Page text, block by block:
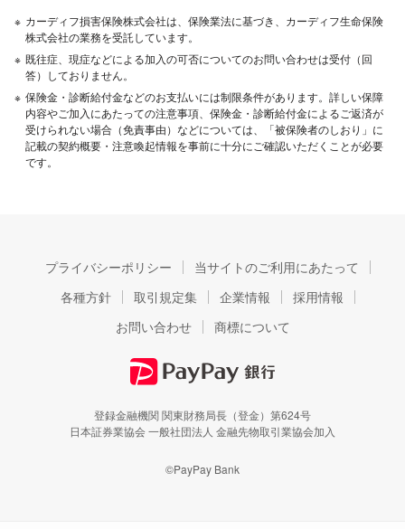
※ カーディフ損害保険株式会社は、保険業法に基づき、カーディフ生命保険
株式会社の業務を受託しています。
※ 既往症、現症などによる加入の可否についてのお問い合わせは受付（回
答）しておりません。
※ 保険金・診断給付金などのお支払いには制限条件があります。詳しい保障
内容やご加入にあたっての注意事項、保険金・診断給付金によるご返済が
受けられない場合（免責事由）などについては、「被保険者のしおり」に
記載の契約概要・注意喚起情報を事前に十分にご確認いただくことが必要
です。
プライバシーポリシー
当サイトのご利用にあたって
各種方針
取引規定集 企業情報
採用情報
お問い合わせ
商標について
登録金融機関 関東財務局長（登金）第624号
日本証券業協会 一般社団法人 金融先物取引業協会加入
©PayPay Bank